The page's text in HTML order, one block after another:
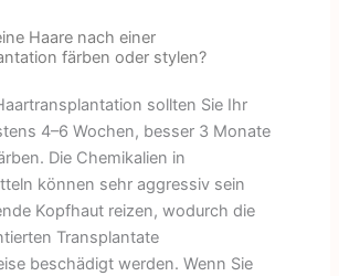
Haare nach einer
färben oder stylen?
sollten Sie Ihr
4–6 Wochen, besser 3 Monate
Die Chemikalien in
können sehr aggressiv sein
Kopfhaut reizen, wodurch die
Transplantate
beschädigt werden. Wenn Sie